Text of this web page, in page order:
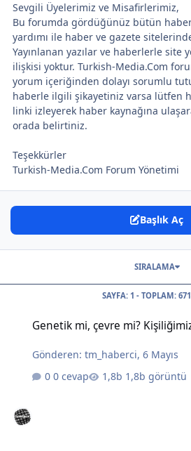
Sevgili Üyelerimiz ve Misafirlerimiz,
Bu forumda gördüğünüz bütün
yardımı ile haber ve gazete
Yayınlanan yazılar ve haberlerle
ilişkisi yoktur. Turkish-Media.Com
yorum içeriğinden dolayı sorumlu
haberle ilgili şikayetiniz varsa lütfen
linki izleyerek haber kaynağına
orada belirtiniz.
Teşekkürler
Turkish-Media.Com Forum Yönetimi
Başlık Aç
SAYFA: 1 - TOPLAM:
SIRALAMA
Genetik mi, çevre mi?
Gönderen:tm_haberci,6 Mayıs
0 cevap
1,8b görüntü